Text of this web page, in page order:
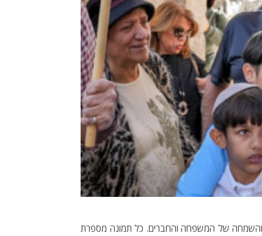
והשמחה של המשפחה והחברים. כל תמונה מספרת